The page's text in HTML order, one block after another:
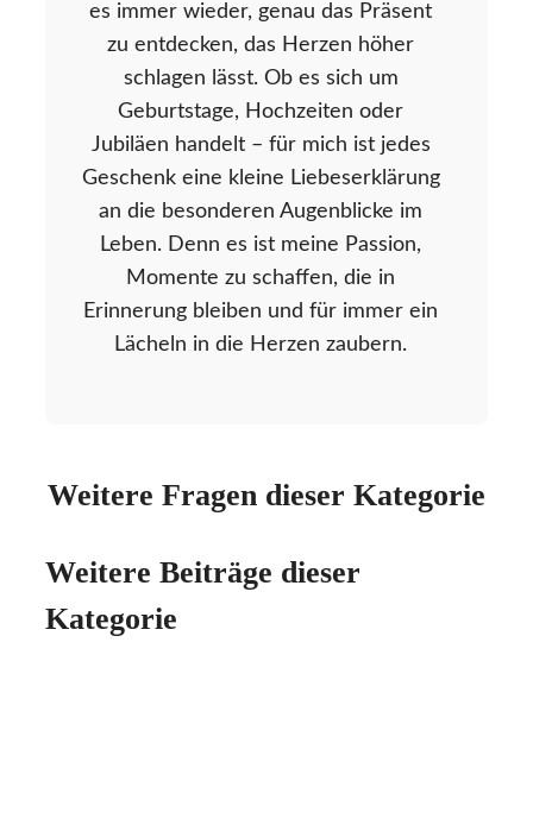
es immer wieder, genau das Präsent
zu entdecken, das Herzen höher
schlagen lässt. Ob es sich um
Geburtstage, Hochzeiten oder
Jubiläen handelt – für mich ist jedes
Geschenk eine kleine Liebeserklärung
an die besonderen Augenblicke im
Leben. Denn es ist meine Passion,
Momente zu schaffen, die in
Erinnerung bleiben und für immer ein
Lächeln in die Herzen zaubern.
Weitere Fragen dieser Kategorie
Weitere Beiträge dieser
Kategorie